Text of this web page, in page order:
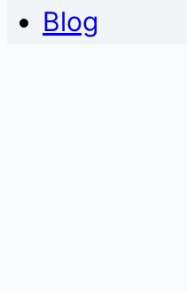
Blog